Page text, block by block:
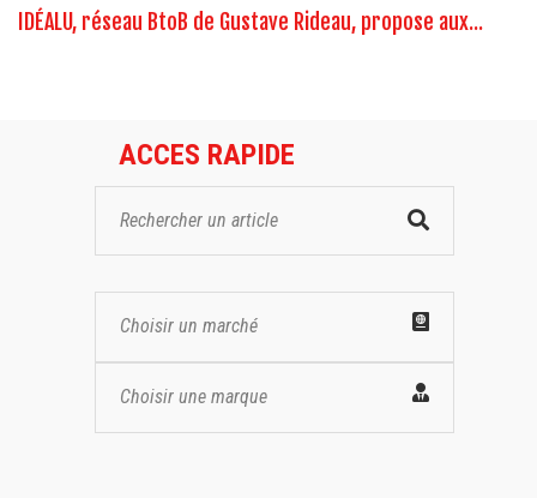
IDÉALU, réseau BtoB de Gustave Rideau, propose aux...
ACCES RAPIDE
Choisir un marché
Choisir une marque